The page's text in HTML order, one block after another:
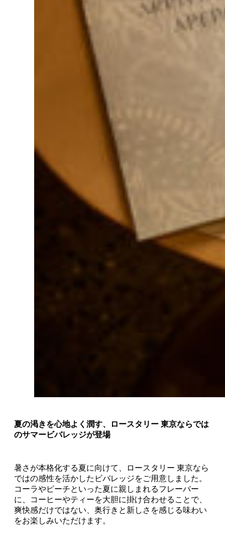
夏の渇きを心地よく潤す、ロースタリー 東京ならでは
のサマービバレッジが登場
暑さが本格化する夏に向けて、ロースタリー 東京なら
ではの感性を活かしたビバレッジをご用意しました。
コーラやピーチといった夏に親しまれるフレーバー
に、コーヒーやティーを大胆に掛け合わせることで、
爽快感だけではない、奥行きと新しさを感じる味わい
をお楽しみいただけます。